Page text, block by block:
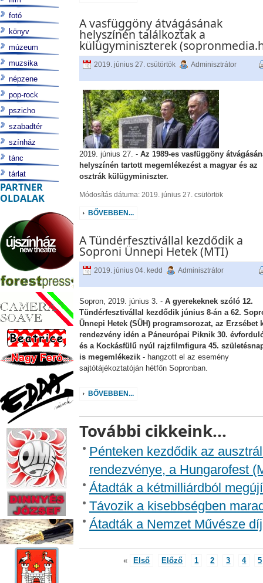
A vasfüggöny átvágásának
helyszínén találkoztak a
külügyminiszterek
2019. június 27. csütörtök Adminisztrátor
2019. június 27. - Az 1989-es vasfüggöny
helyszínén tartott megemlékezést a magyar és az
osztrák külügyminiszter.
Módosítás dátuma: 2019. június 27. csütörtök
BŐVEBBEN...
A Tündérfesztivállal kezdődik a
Soproni Ünnepi Hetek (MTI)
2019. június 04. kedd Adminisztrátor
Sopron, 2019. június 3. - A gyerekeknek szóló 12.
Tündérfesztivállal kezdődik június 8-án a 62.
Ünnepi Hetek (SÜH) programsorozat, az Erzsébet
rendezvény idén a Páneurópai Piknik 30.
és a Kockásfülű nyúl rajzfilmfigura 45.
is megemlékezik- hangzott el az esemény
sajtótájékoztatóján hétfőn Sopronban.
BŐVEBBEN...
További cikkeink...
Pénteken kezdődik az
rendezvénye, a Hungarofest
Átadták a kétmilliárdból
Távozik a kisebbségben
Átadták a Nemzet Művésze
« Első Előző 1 2 3 4 5
fotó
könyv
múzeum
muzsika
népzene
pop-rock
pszicho
szabadtér
színház
tánc
tárlat
PARTNER
OLDALAK